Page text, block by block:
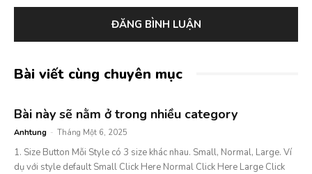
Bài viết cùng chuyên mục
Bài này sẽ nằm ở trong nhiều category
Anhtung - Tháng Một 6, 2025
1. Size Button Mỗi Style có 3 size khác nhau. Small, Normal, Large. Ví
dụ với style default Small Click Here Normal Click Here Large Click